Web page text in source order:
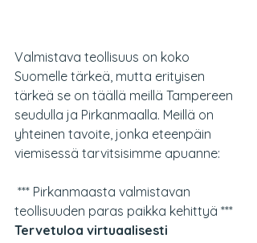
Valmistava teollisuus on koko
Suomelle tärkeä, mutta erityisen
tärkeä se on täällä meillä Tampereen
seudulla ja Pirkanmaalla. Meillä on
yhteinen tavoite, jonka eteenpäin
viemisessä tarvitsisimme apuanne:
teollisuuden paras paikka kehittyä ***
Tervetuloa virtuaalisesti